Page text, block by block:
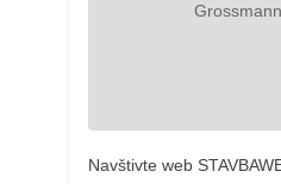
Navštivte web